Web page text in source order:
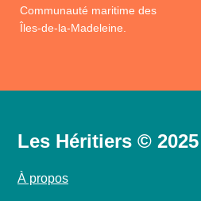
Communauté maritime des
Îles-de-la-Madeleine.
Les Héritiers © 2025
À propos